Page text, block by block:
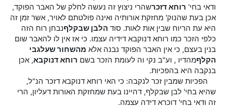
ודאי בחי' רוחא דזכרשהרי ניצוץ זה נעשה לחלק של האבר הפוקד,
אכן בעת שהנוק' מחזקת אורותיה ואינה פולטתם לאויר, אשר זמן זה
היא עת הריוח שבין אות לאות. סוד הלבן שבקלףנבחן רוח הזה
כלפי הזכר כמו רוחא דנוקבא דידיה עצמו. כי אז אין לו להאבר שום
בנין בעצם, כי אין האבר הפוקד נבנה אלא מהשחור שעלגבי
הקלףמהדיו , וע"ב נקי וה לעומת הזכר בשם רוחא דנוקבא, אכן
בנקבה היא בהפכיות.
הפכיות שמבין זכר לנקבה: כי האי רוחא דנוקבא דזכר הנ"ל,
שהיא בחי' לבן שבקלף, דהיינו בעת שמחזקת האורות דעליון, הרי
זה ודאי בחי' דוכרא דידה עצמה.